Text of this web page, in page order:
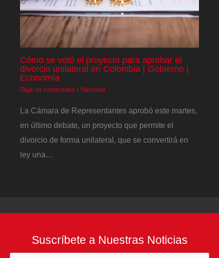
Cómo se votó el proyecto para aprobar el
divorcio unilateral en Colombia | Gobierno |
Economía
Deja un comentario / Nacional
La Cámara de Representantes aprobó este martes,
en último debate, un proyecto que permite el
divorcio de forma unilateral, que se convertirá en
ley una…
Suscríbete a Nuestras Noticias